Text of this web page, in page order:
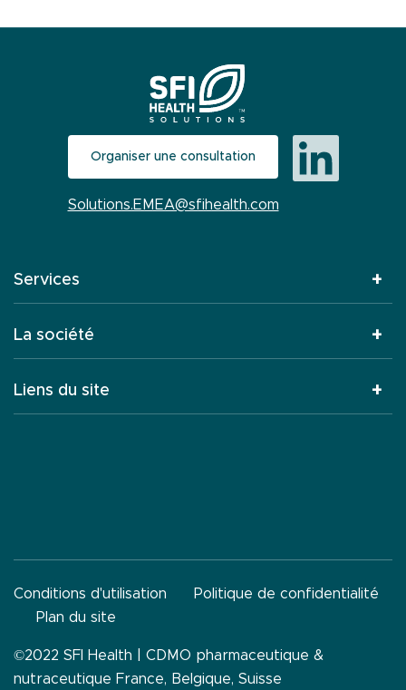
Organiser une consultation
Solutions.EMEA@sfihealth.com
Services
La société
Liens du site
Conditions d'utilisation
Politique de confidentialité
Plan du site
©2022 SFI Health | CDMO pharmaceutique &
nutraceutique France, Belgique, Suisse